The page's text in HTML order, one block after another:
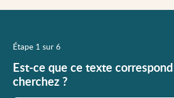
Étape 1 sur 6
Est-ce que ce texte
cherchez ?